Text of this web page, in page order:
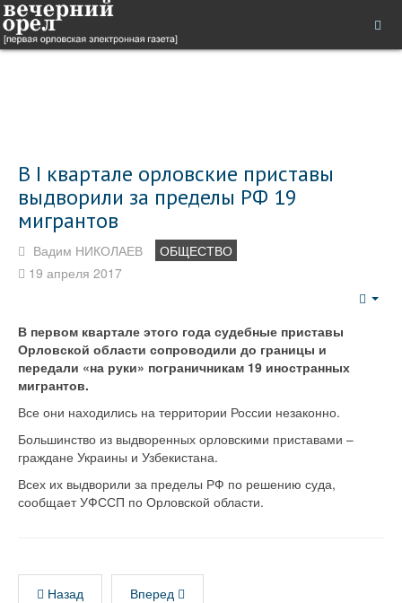
В I квартале орловские приставы
выдворили за пределы РФ 19
мигрантов
Вадим НИКОЛАЕВ
ОБЩЕСТВО
19 апреля 2017
В первом квартале этого года судебные приставы
Орловской области сопроводили до границы и
передали «на руки» пограничникам 19 иностранных
мигрантов.
Все они находились на территории России незаконно.
Большинство из выдворенных орловскими приставами –
граждане Украины и Узбекистана.
Всех их выдворили за пределы РФ по решению суда,
сообщает УФССП по Орловской области.
Назад Вперед